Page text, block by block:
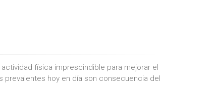
física imprescindible para mejorar el
hoy en día son consecuencia del